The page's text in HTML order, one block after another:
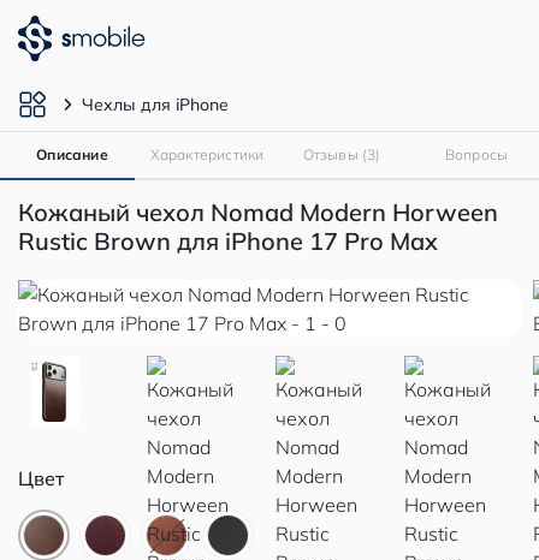
Чехлы для iPhone
Описание Характеристики Отзывы (3) Вопросы
Кожаный чехол Nomad Modern Horween
Rustic Brown для iPhone 17 Pro Max
Цвет